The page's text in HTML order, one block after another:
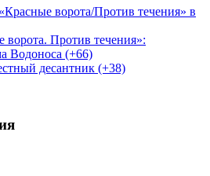
ворота/Против течения» в
ворота. Против течения»:
Водоноса (+66)
десантник (+38)